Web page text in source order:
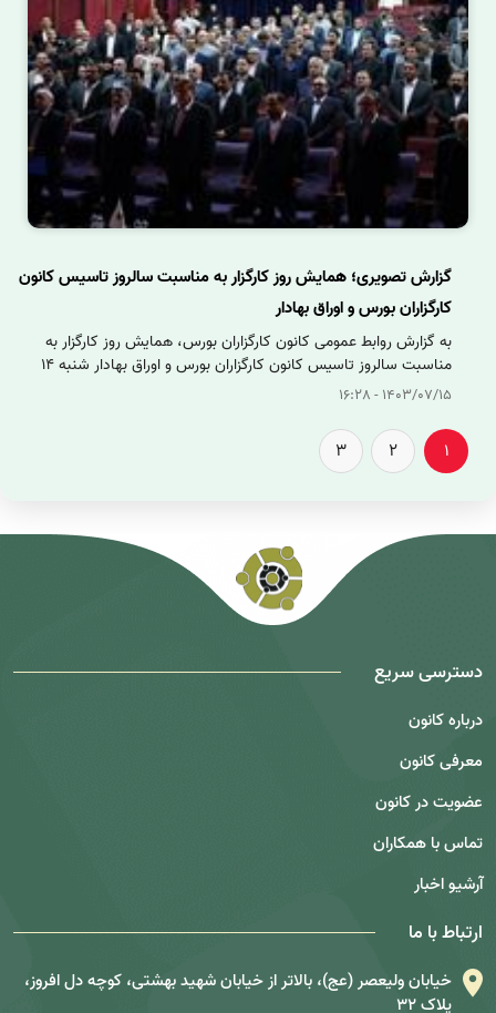
گزارش تصویری؛ همایش روز کارگزار به مناسبت سالروز تاسیس کانون
کارگزاران بورس و اوراق بهادار
1403/07/15 - 16:28
به گزارش روابط عمومی کانون کارگزاران بورس، همایش روز کارگزار به
مناسبت سالروز تاسیس کانون کارگزاران بورس و اوراق بهادار شنبه 14
مهرماه با حضور رئیس سازمان بورس و اوراق بهادار، دبیرکل کانون
فعالان بازارسرمایه در هتل ارم برگزار شد.
1
2
3
دسترسی سریع
درباره کانون
معرفی کانون
عضویت در کانون
تماس با همکاران
آرشیو اخبار
ارتباط با ما
خیابان ولیعصر (عج)، بالاتر از خیابان شهید بهشتی، کوچه دل افروز،
پلاک 32